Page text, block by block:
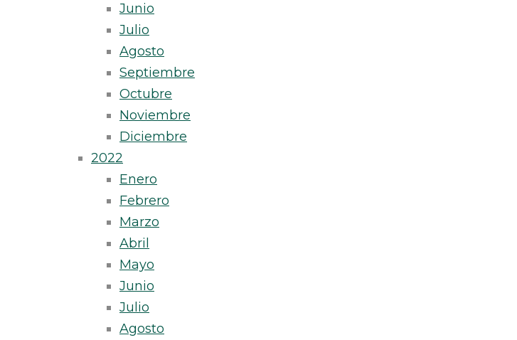
Junio
Julio
Agosto
Septiembre
Octubre
Noviembre
Diciembre
2022
Enero
Febrero
Marzo
Abril
Mayo
Junio
Julio
Agosto